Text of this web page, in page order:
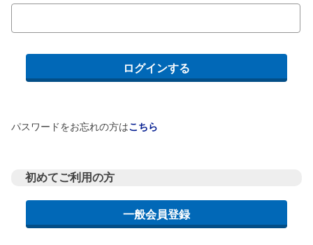
パスワードをお忘れの方はこちら
初めてご利用の方